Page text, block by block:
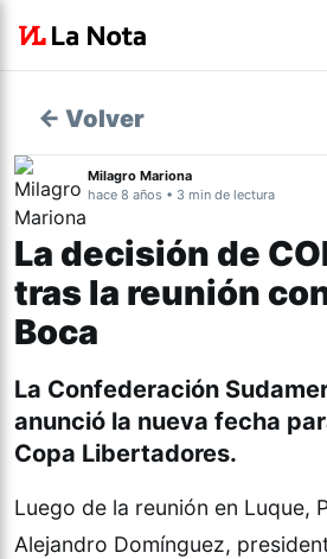
← Volver
Milagro Mariona
hace 8 años • 3 min de lectura
La decisión de
tras la reunión
Boca
La Confederación
anunció la nueva fecha
Copa Libertadores.
Luego de la reunión en Luque,
Alejandro Domínguez,